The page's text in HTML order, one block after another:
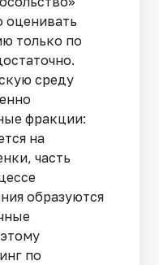
оценивать
только по
среду
фракции:
на
часть
образуются
по